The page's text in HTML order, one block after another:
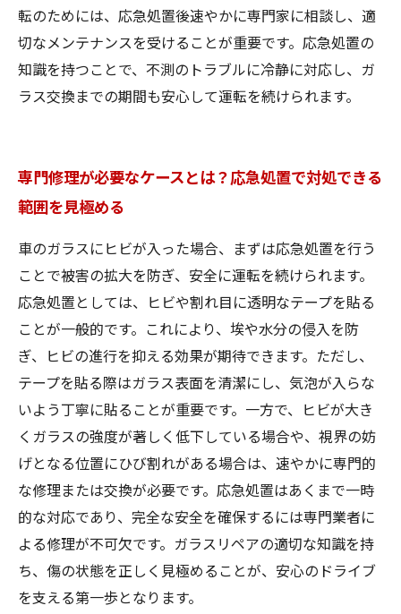
転のためには、応急処置後速やかに専門家に相談し、適
切なメンテナンスを受けることが重要です。応急処置の
知識を持つことで、不測のトラブルに冷静に対応し、ガ
ラス交換までの期間も安心して運転を続けられます。
専門修理が必要なケースとは？応急処置で対処できる
範囲を見極める
車のガラスにヒビが入った場合、まずは応急処置を行う
ことで被害の拡大を防ぎ、安全に運転を続けられます。
応急処置としては、ヒビや割れ目に透明なテープを貼る
ことが一般的です。これにより、埃や水分の侵入を防
ぎ、ヒビの進行を抑える効果が期待できます。ただし、
テープを貼る際はガラス表面を清潔にし、気泡が入らな
いよう丁寧に貼ることが重要です。一方で、ヒビが大き
くガラスの強度が著しく低下している場合や、視界の妨
げとなる位置にひび割れがある場合は、速やかに専門的
な修理または交換が必要です。応急処置はあくまで一時
的な対応であり、完全な安全を確保するには専門業者に
よる修理が不可欠です。ガラスリペアの適切な知識を持
ち、傷の状態を正しく見極めることが、安心のドライブ
を支える第一歩となります。